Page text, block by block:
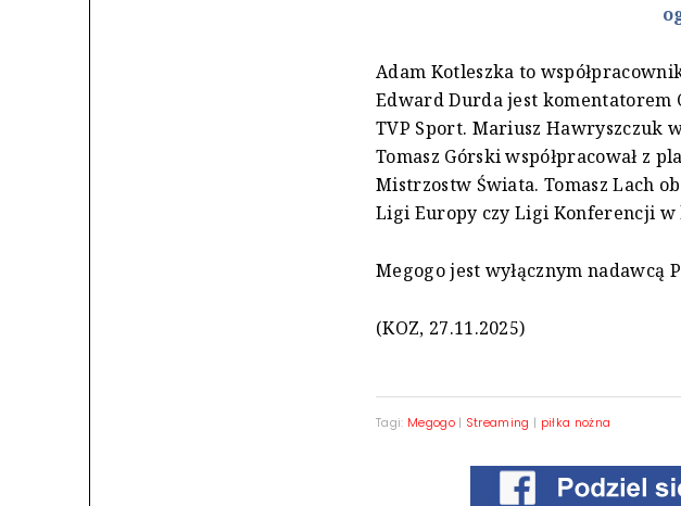
Adam Kotleszka to
Edward Durda jest komentatorem
TVP Sport. Mariusz Hawryszczuk
Tomasz Górski współpracował z
Mistrzostw Świata. Tomasz Lach
Ligi Europy czy Ligi Konferencji w
Megogo jest wyłącznym nadawcą
(KOZ, 27.11.2025)
Tagi: Megogo| Streaming | piłka nożna